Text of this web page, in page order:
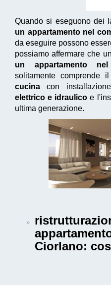
Quando si eseguono dei
un appartamento nel
da eseguire possono
possiamo affermare che
un appartamento
solitamente comprende il
cucina con
elettrico e idraulico e
ultima generazione.
Ciorlano: